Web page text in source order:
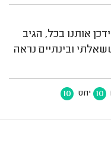
אותנו בכל, הגיב
ובינתיים נראה
10 יחס 10